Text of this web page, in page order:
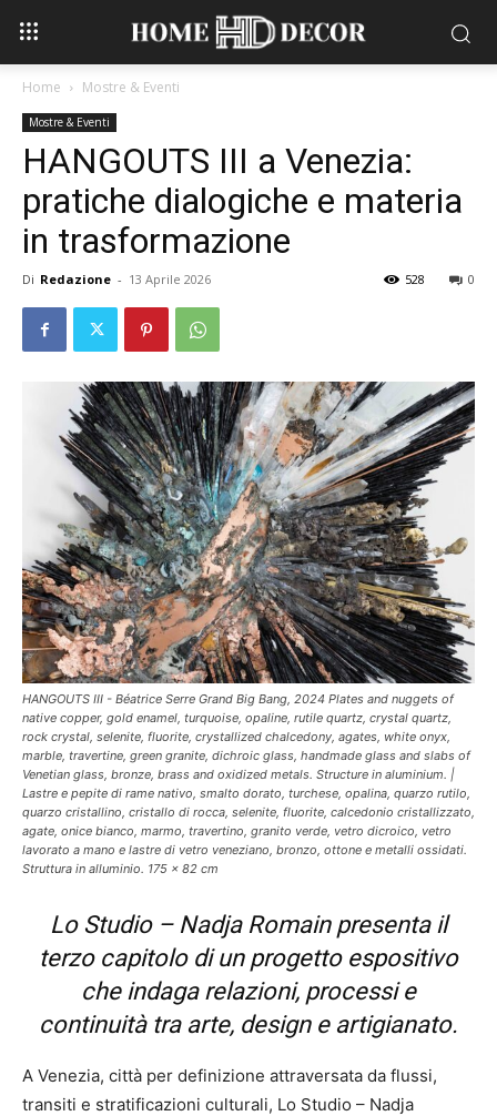
Home Mostre & Eventi
Mostre & Eventi
HANGOUTS III a Venezia:
pratiche dialogiche e materia
in trasformazione
Di Redazione - 13 Aprile 2026 0
528
HANGOUTS III - Béatrice Serre Grand Big Bang, 2024 Plates and nuggets of
native copper, gold enamel, turquoise, opaline, rutile quartz, crystal quartz,
rock crystal, selenite, fluorite, crystallized chalcedony, agates, white onyx,
marble, travertine, green granite, dichroic glass, handmade glass and slabs of
Venetian glass, bronze, brass and oxidized metals. Structure in aluminium. |
Lastre e pepite di rame nativo, smalto dorato, turchese, opalina, quarzo rutilo,
quarzo cristallino, cristallo di rocca, selenite, fluorite, calcedonio cristallizzato,
agate, onice bianco, marmo, travertino, granito verde, vetro dicroico, vetro
lavorato a mano e lastre di vetro veneziano, bronzo, ottone e metalli ossidati.
Struttura in alluminio. 175 x 82 cm
Lo Studio – Nadja Romain presenta il
terzo capitolo di un progetto espositivo
che indaga relazioni, processi e
continuità tra arte, design e artigianato.
A Venezia, città per definizione attraversata da flussi,
transiti e stratificazioni culturali, Lo Studio – Nadja